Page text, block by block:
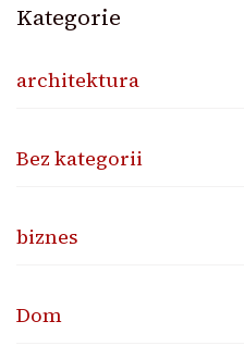
Kategorie
architektura
Bez kategorii
biznes
Dom